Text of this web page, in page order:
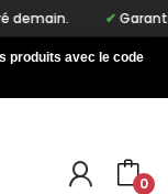
Garantie
produits avec le code
0